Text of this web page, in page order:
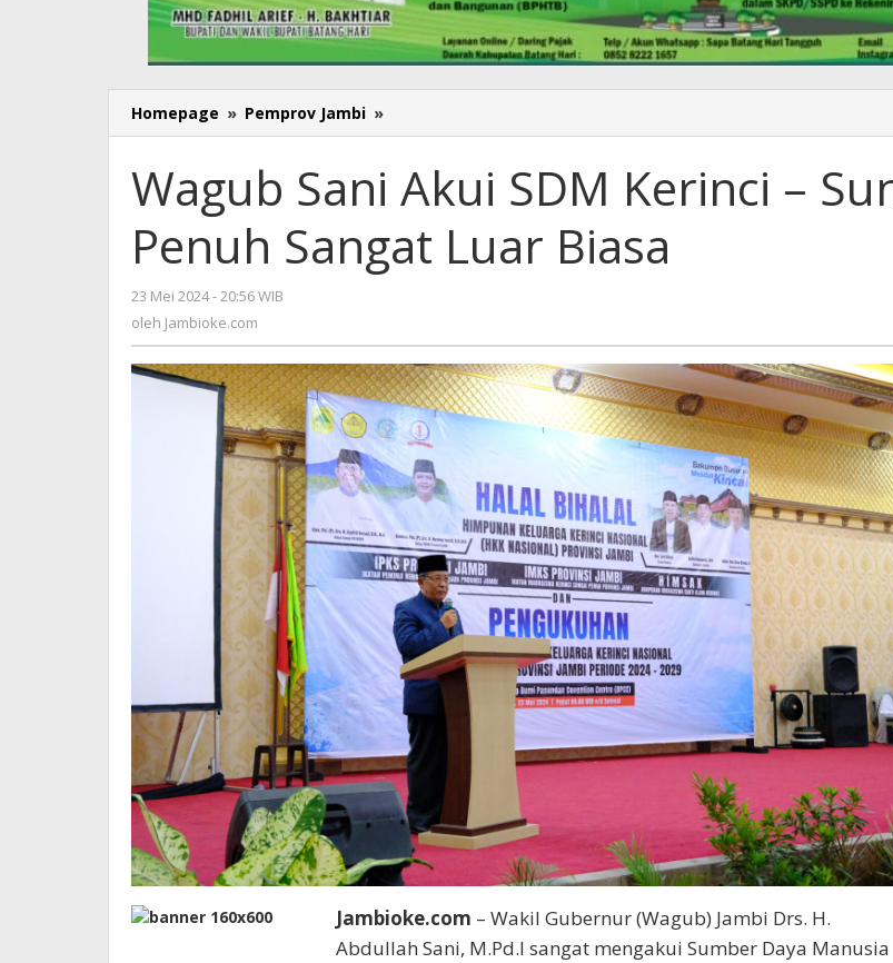
Homepage » Pemprov Jambi »
Sani
SDM
Kerinci
Sungai
Penuh
Biasa
Wagub Sani Akui SDM Kerinci –
Penuh Sangat Luar Biasa
23 Mei 2024 - 20:56 WIB
oleh Jambioke.com
Jambioke.com – Wakil Gubernur (Wagub) Jambi Drs. H.
Abdullah Sani, M.Pd.I sangat mengakui Sumber Daya Manusia